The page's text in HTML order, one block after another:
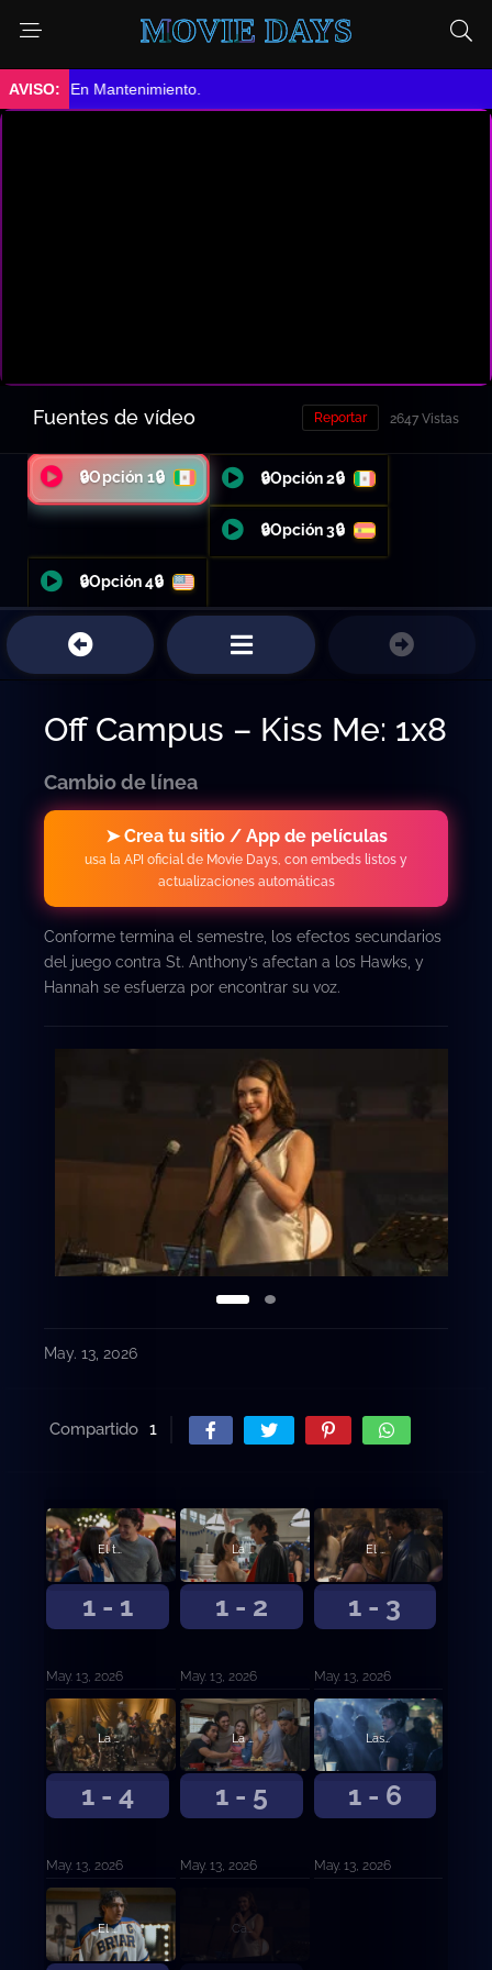
MOVIE DAYS
➤ En Mantenimiento.
Fuentes de vídeo 2647 Vistas
Reportar
🔒Opción 1🔒 🔒Opción 2🔒
🔒Opción 3🔒
🔒Opción 4🔒
Off Campus – Kiss Me: 1x8
Cambio de línea
➤ Crea tu sitio / App de películas
usa la API oficial de Movie Days, con embeds listos y
actualizaciones automáticas
Conforme termina el semestre, los efectos secundarios
del juego contra St. Anthony’s afectan a los Hawks, y
Hannah se esfuerza por encontrar su voz.
May. 13, 2026
Compartido 1
1 - 1
El trato
May. 13, 2026
1 - 2
La práctica
May. 13, 2026
1 - 3
El orgasmo
May. 13, 2026
1 - 4
La separación
May. 13, 2026
1 - 5
La abstinencia
May. 13, 2026
1 - 6
Las vacaciones
May. 13, 2026
El enfrentamiento